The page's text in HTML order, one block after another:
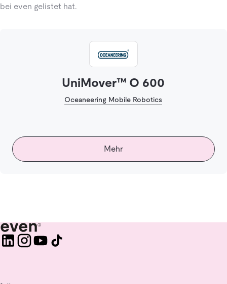
bei even gelistet hat.
UniMover™ O 600
Oceaneering Mobile Robotics
Mehr